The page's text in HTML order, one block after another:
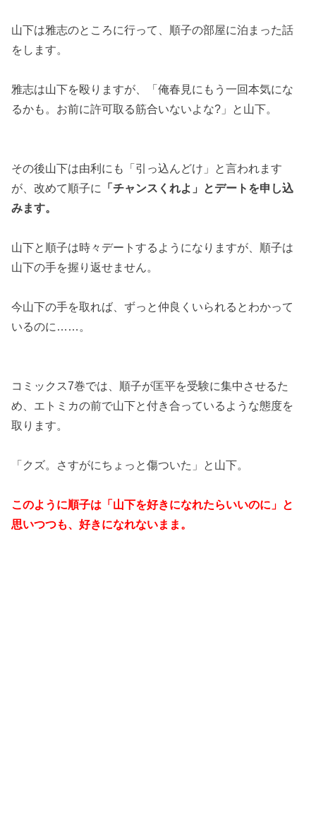
山下は雅志のところに行って、順子の部屋に泊まった話
をします。
雅志は山下を殴りますが、「俺春見にもう一回本気にな
るかも。お前に許可取る筋合いないよな?」と山下。
その後山下は由利にも「引っ込んどけ」と言われます
が、改めて順子に
「チャンスくれよ」とデートを申し込
みます。
山下と順子は時々デートするようになりますが、順子は
山下の手を握り返せません。
今山下の手を取れば、ずっと仲良くいられるとわかって
いるのに……。
コミックス7巻では、順子が匡平を受験に集中させるた
め、エトミカの前で山下と付き合っているような態度を
取ります。
「クズ。さすがにちょっと傷ついた」と山下。
このように順子は「山下を好きになれたらいいのに」と
思いつつも、好きになれないまま。